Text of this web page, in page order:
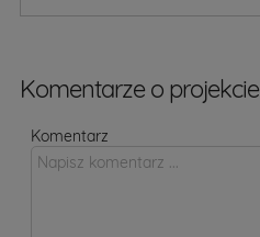
Komentarze o projekcie
Komentarz